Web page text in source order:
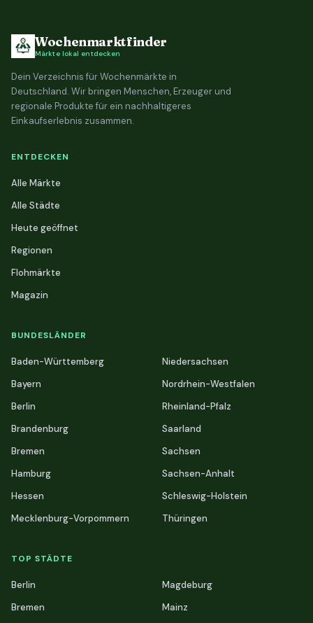
Wochenmarktfinder
Märkte lokal entdecken
Dein Verzeichnis für Wochenmärkte in
Deutschland. Wir bringen Menschen, Erzeuger und
regionale Produkte für ein nachhaltigeres
Einkaufserlebnis zusammen.
ENTDECKEN
Alle Märkte
Alle Städte
Heute geöffnet
Regionen
Flohmärkte
Magazin
BUNDESLÄNDER
Baden-Württemberg
Bayern
Berlin
Brandenburg
Bremen
Hamburg
Hessen
Mecklenburg-Vorpommern
Niedersachsen
Nordrhein-Westfalen
Rheinland-Pfalz
Saarland
Sachsen
Sachsen-Anhalt
Schleswig-Holstein
Thüringen
TOP STÄDTE
Berlin
Bremen
Magdeburg
Mainz